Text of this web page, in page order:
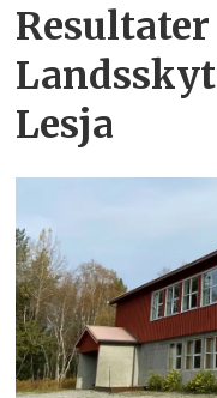
Lesja